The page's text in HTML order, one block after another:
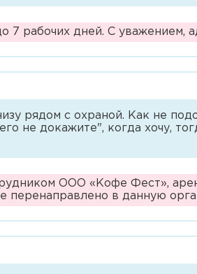
7 рабочих дней. С
рядом с охраной. Как не
не докажите", когда хочу,
ООО «Кофе Фест»,
в данную